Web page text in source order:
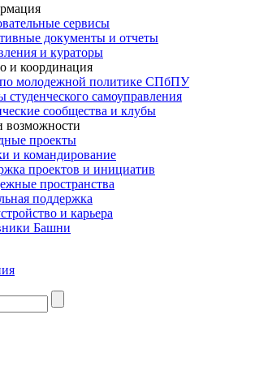
сервисы
документы и отчеты
и кураторы
и координация
молодежной политике СПбПУ
студенческого самоуправления
сообщества и клубы
возможности
проекты
и командирование
проектов и инициатив
пространства
поддержка
и карьера
Башни